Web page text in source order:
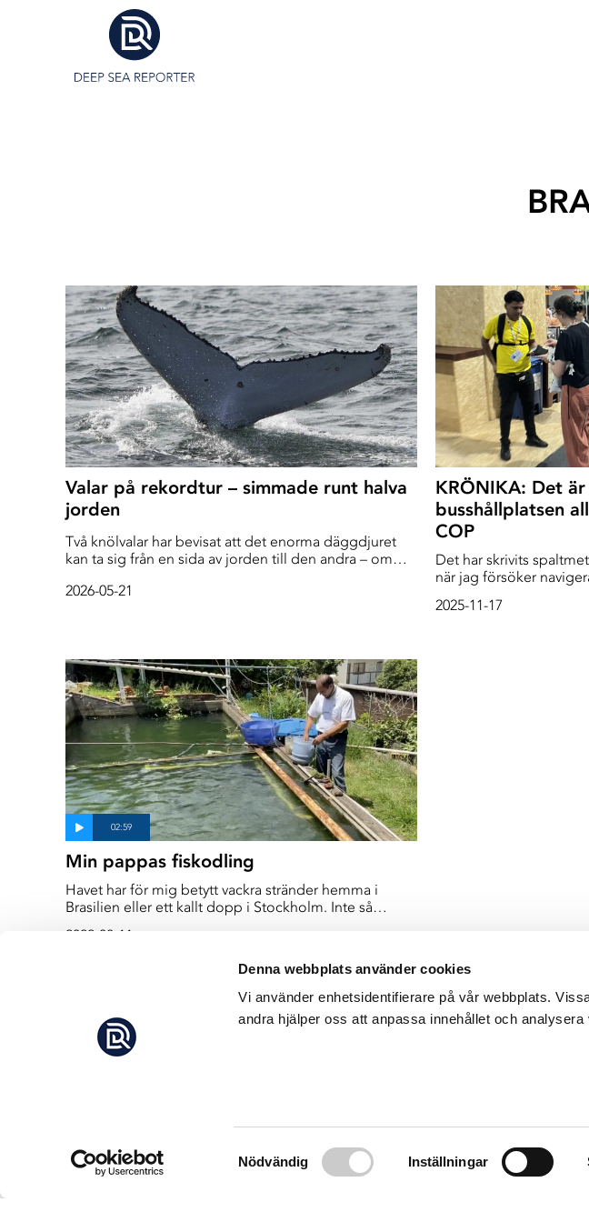
Denna webbplats använder cookies
Vi använder enhetsidentifierare på vår webbplats.
andra hjälper oss att anpassa innehållet och
Samtyckesval
Nödvändig Inställningar
Valar på rekordtur – simmade runt halva
jorden
Två knölvalar har bevisat att det enorma däggdjuret
kan ta sig från en sida av jorden till den andra – om
2026-05-21
KRÖNIKA: Det
busshållplatsen
COP
Det har skrivits
när jag försöker
alla är här. Det pågår
2025-11-17
Min pappas fiskodling
Havet har för mig betytt vackra stränder hemma i
Brasilien eller ett kallt dopp i Stockholm. Inte så
2022-08-11